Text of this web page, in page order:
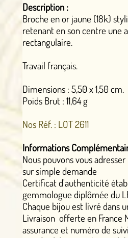
Description :
Broche en or jaune (18k)
retenant en son centre une
rectangulaire.
Travail français.
Dimensions : 5,50 x 1,50 cm.
Poids Brut : 11,64 g
Nos Réf. : LOT 2611
Informations
Nous pouvons vous
sur simple demande
Certificat d'authenticité
gemmologue diplômée du
Chaque bijou est livré dans
Livraison offerte en France
assurance et numéro de suivi